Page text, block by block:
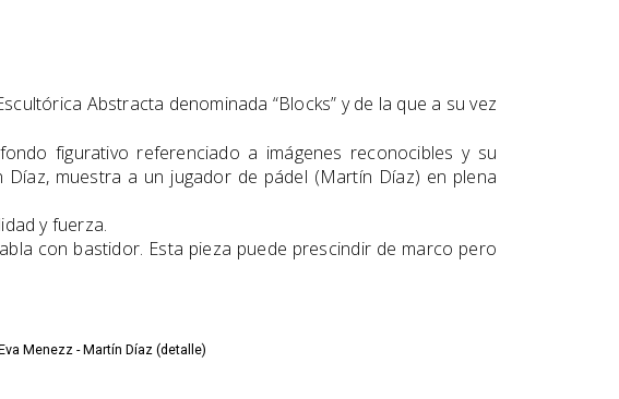
Abstracta denominada “Blocks” y de la que a su vez
figurativo referenciado a imágenes reconocibles y su
muestra a un jugador de pádel (Martín Díaz) en plena
y fuerza.
con bastidor. Esta pieza puede prescindir de marco pero